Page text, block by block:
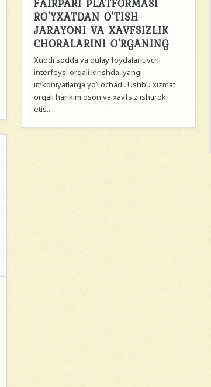
FAIRPARI PLATFORMASI
RO'YXATDAN O'TISH
JARAYONI VA XAVFSIZLIK
CHORALARINI O'RGANING
Xuddi sodda va qulay foydalanuvchi
interfeysi orqali kirishda, yangi
imkoniyatlarga yo’l ochadi. Ushbu xizmat
orqali har kim oson va xavfsiz ishtirok
etis..